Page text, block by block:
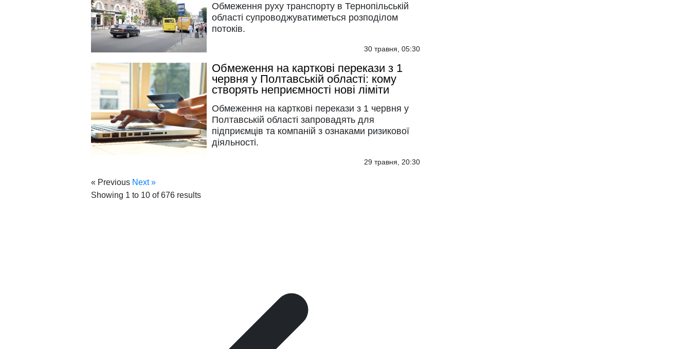
Обмеження руху транспорту в Тернопільській
області супроводжуватиметься розподілом
потоків.
30 травня, 05:30
Обмеження на карткові перекази з 1
червня у Полтавській області: кому
створять неприємності нові ліміти
Обмеження на карткові перекази з 1 червня у
Полтавській області запровадять для
підприємців та компаній з ознаками ризикової
діяльності.
29 травня, 20:30
« Previous Next »
Showing 1 to 10 of676 results